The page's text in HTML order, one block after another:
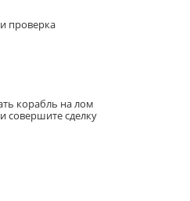
проверка
корабль на лом
сделку